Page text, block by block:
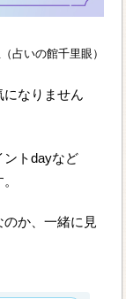
占いの館千里眼）
なりません
ントdayなど
か、一緒に見